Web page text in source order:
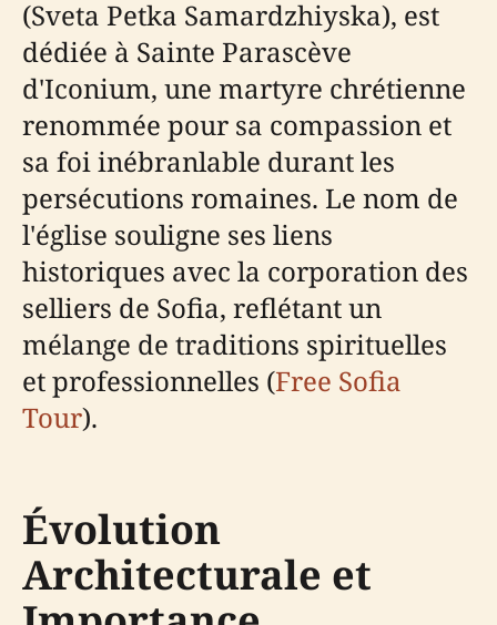
(Sveta Petka Samardzhiyska), est
dédiée à Sainte Parascève
d'Iconium, une martyre chrétienne
renommée pour sa compassion et
sa foi inébranlable durant les
persécutions romaines. Le nom de
l'église souligne ses liens
historiques avec la corporation des
selliers de Sofia, reflétant un
mélange de traditions spirituelles
et professionnelles (Free Sofia
Tour).
Évolution
Architecturale et